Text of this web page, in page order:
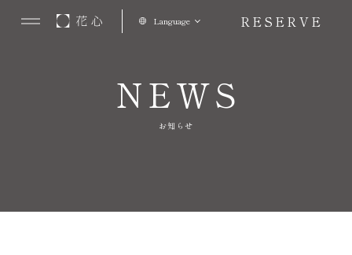
Language RESERVE
NEWS
お知らせ